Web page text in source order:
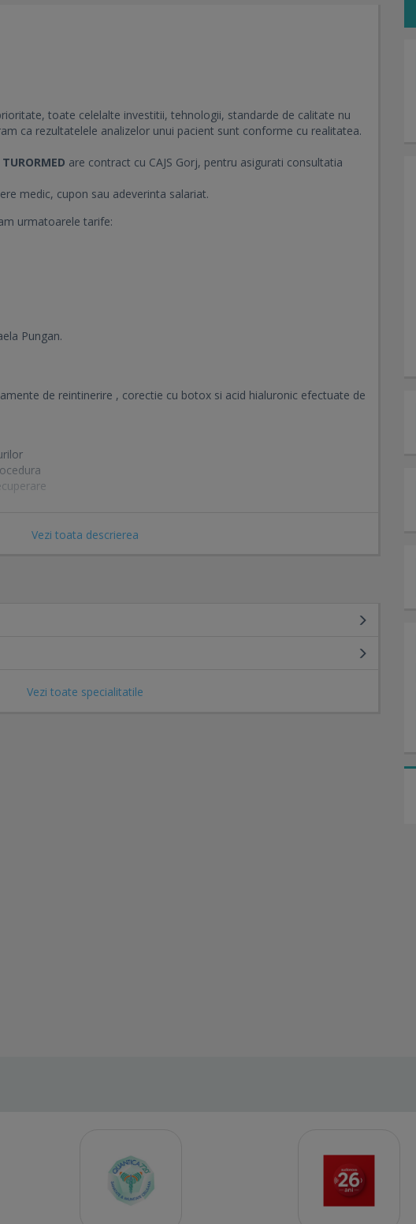
Vezi toata descrierea
toate celelalte investitii, tehnologii, standarde de calitate nu
ca rezultatelele analizelor unui pacient sunt conforme cu realitatea.
are contract cu CAJS Gorj, pentru asigurati consultatia
medic, cupon sau adeverinta salariat.
urmatoarele tarife:
Pungan.
de reintinerire , corectie cu botox si acid hialuronic efectuate de
Vezi toate specialitatile